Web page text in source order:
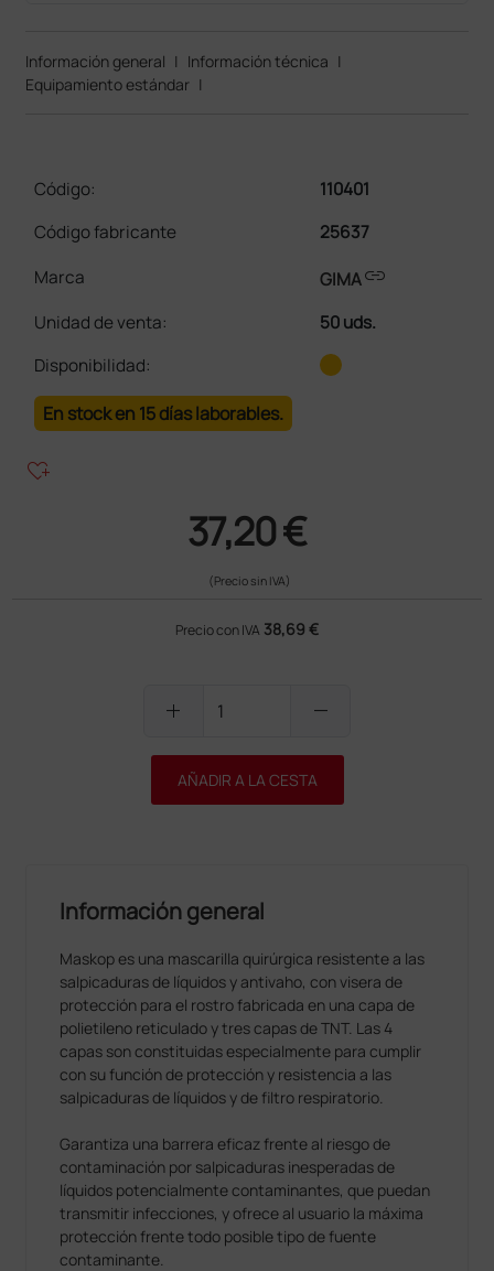
Información general | Información técnica |
Equipamiento estándar |
Código:
110401
Código fabricante
25637
Marca
GIMAlink
Unidad de venta:
50 uds.
Disponibilidad:
En stock en 15 días laborables.
heart_plus
37,20 €
(Precio sin IVA)
Precio con IVA 38,69 €
add remove
AÑADIR A LA CESTA
Información general
Maskop es una mascarilla quirúrgica resistente a las
salpicaduras de líquidos y antivaho, con visera de
protección para el rostro fabricada en una capa de
polietileno reticulado y tres capas de TNT. Las 4
capas son constituidas especialmente para cumplir
con su función de protección y resistencia a las
salpicaduras de líquidos y de filtro respiratorio.
Garantiza una barrera eficaz frente al riesgo de
contaminación por salpicaduras inesperadas de
líquidos potencialmente contaminantes, que puedan
transmitir infecciones, y ofrece al usuario la máxima
protección frente todo posible tipo de fuente
contaminante.